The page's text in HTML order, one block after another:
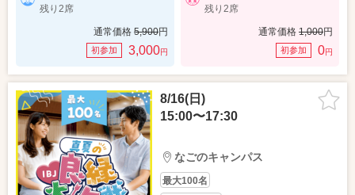
残り2席
通常価格 5,900円
初参加 3,000円
残り2席
通常価格 1,000円
初参加 0円
8/16(日)
15:00〜17:30
なごのキャンパス
最大100名